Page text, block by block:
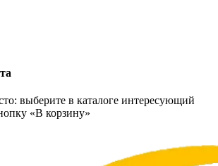
выберите в каталоге интересующий
«В корзину»